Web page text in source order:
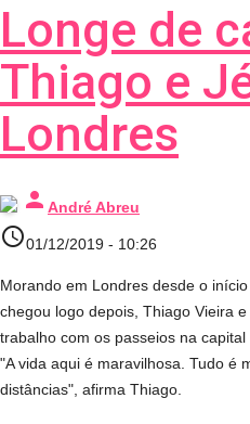
Longe de
Thiago e
Londres
person André Abreu
access_time01/12/2019 - 10:26
Morando em Londres desde o
chegou logo depois, Thiago Vieira
trabalho com os passeios na capital
"A vida aqui é maravilhosa. Tudo é
distâncias", afirma Thiago.